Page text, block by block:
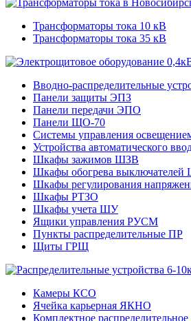
Трансформаторы тока 10 кВ
Трансформаторы тока 35 кВ
Вводно-распределительные
Панели защиты ЭПЗ
Панели передачи ЭПО
Панели ЩО-70
Системы управления
Устройства автоматического
Шкафы зажимов ШЗВ
Шкафы обогрева
Шкафы регулирования
Шкафы РТЗО
Шкафы учета ШУ
Ящики управления РУСМ
Пункты распределительные ПР
Щиты ГРЩ
Камеры КСО
Ячейка карьерная ЯКНО
Комплектное